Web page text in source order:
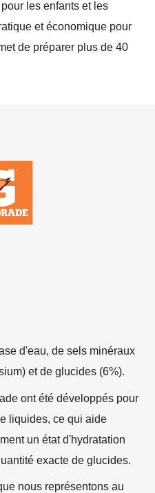
les enfants et les
et économique pour
de préparer plus de 40
d'eau, de sels minéraux
et de glucides (6%).
ont été développés pour
liquides, ce qui aide
un état d'hydratation
exacte de glucides.
nous représentons au